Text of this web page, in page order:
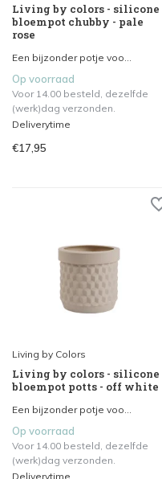
Living by colors - silicone
bloempot chubby - pale
rose
Een bijzonder potje voo...
Op voorraad
Voor 14.00 besteld, dezelfde
(werk)dag verzonden.
Deliverytime
€17,95
Living by Colors
Living by colors - silicone
bloempot potts - off white
Een bijzonder potje voo...
Op voorraad
Voor 14.00 besteld, dezelfde
(werk)dag verzonden.
Deliverytime